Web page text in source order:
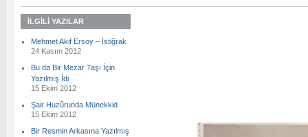
İLGILI YAZILAR
Mehmet Akif Ersoy – İstiğrak
24 Kasım 2012
Bu da Bir Mezar Taşı İçin
Yazılmış İdi
15 Ekim 2012
Şair Huzûrunda Münekkid
15 Ekim 2012
Bir Resmin Arkasına Yazılmış